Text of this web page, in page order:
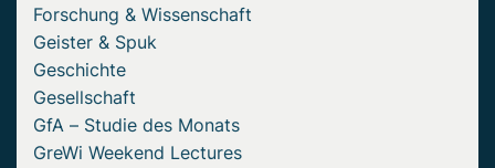
Forschung & Wissenschaft
Geister & Spuk
Geschichte
Gesellschaft
GfA – Studie des Monats
GreWi Weekend Lectures